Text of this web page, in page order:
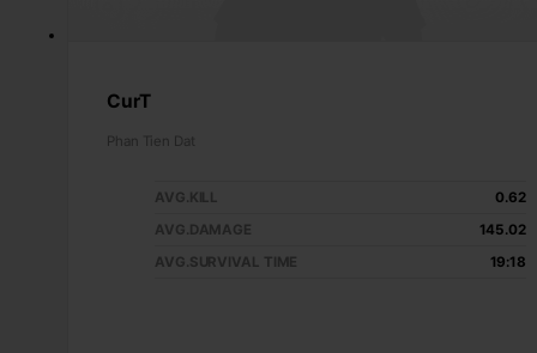
CurT
Phan Tien Dat
AVG.KILL
0.62
AVG.DAMAGE
145.02
AVG.SURVIVAL TIME
19:18